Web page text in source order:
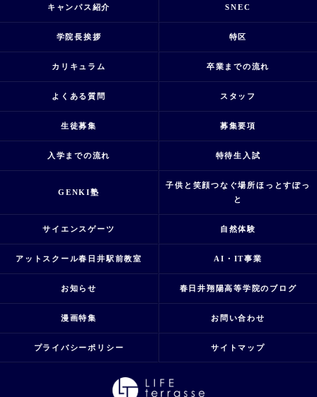
キャンパス紹介 SNEC
学院長挨拶 特区
カリキュラム 卒業までの流れ
よくある質問 スタッフ
生徒募集 募集要項
入学までの流れ 特待生入試
GENKI塾
子供と笑顔つなぐ場所ほっとすぽっ
と
サイエンスゲーツ 自然体験
アットスクール春日井駅前教室 AI・IT事業
お知らせ 春日井翔陽高等学院のブログ
漫画特集 お問い合わせ
プライバシーポリシー サイトマップ